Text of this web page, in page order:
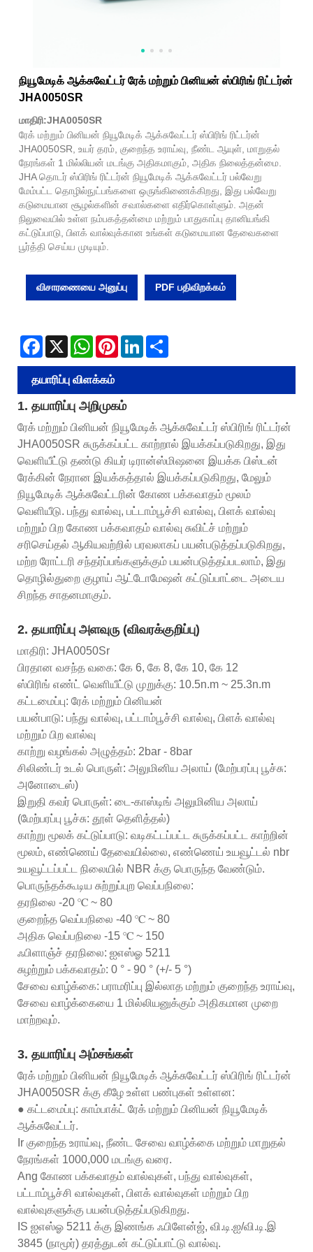
நியூமேடிக் ஆக்சுவேட்டர் ரேக் மற்றும் பினியன் ஸ்பிரிங் ரிட்டர்ன்
JHA0050SR
மாதிரி:JHA0050SR
ரேக் மற்றும் பினியன் நியூமேடிக் ஆக்சுவேட்டர் ஸ்பிரிங் ரிட்டர்ன்
JHA0050SR, உயர் தரம், குறைந்த உராய்வு, நீண்ட ஆயுள், மாறுதல்
நேரங்கள் 1 மில்லியன் மடங்கு அதிகமாகும், அதிக நிலைத்தன்மை.
JHA தொடர் ஸ்பிரிங் ரிட்டர்ன் நியூமேடிக் ஆக்சுவேட்டர் பல்வேறு
மேம்பட்ட தொழில்நுட்பங்களை ஒருங்கிணைக்கிறது, இது பல்வேறு
கடுமையான சூழல்களின் சவால்களை எதிர்கொள்ளும். அதன்
நிலுவையில் உள்ள நம்பகத்தன்மை மற்றும் பாதுகாப்பு தானியங்கி
கட்டுப்பாடு, பிளக் வால்வுக்கான உங்கள் கடுமையான தேவைகளை
பூர்த்தி செய்ய முடியும்.
விசாரணையை அனுப்பு PDF பதிவிறக்கம்
Facebook
X WhatsAppPinterestLinkedIn
தயாரிப்பு விளக்கம்
1. தயாரிப்பு அறிமுகம்
ரேக் மற்றும் பினியன் நியூமேடிக் ஆக்சுவேட்டர் ஸ்பிரிங் ரிட்டர்ன்
JHA0050SR சுருக்கப்பட்ட காற்றால் இயக்கப்படுகிறது, இது
வெளியீட்டு தண்டு கியர் டிரான்ஸ்மிஷனை இயக்க பிஸ்டன்
ரேக்கின் நேரான இயக்கத்தால் இயக்கப்படுகிறது, மேலும்
நியூமேடிக் ஆக்சுவேட்டரின் கோண பக்கவாதம் மூலம்
வெளியீடு. பந்து வால்வு, பட்டாம்பூச்சி வால்வு, பிளக் வால்வு
மற்றும் பிற கோண பக்கவாதம் வால்வு சுவிட்ச் மற்றும்
சரிசெய்தல் ஆகியவற்றில் பரவலாகப் பயன்படுத்தப்படுகிறது,
மற்ற ரோட்டரி சந்தர்ப்பங்களுக்கும் பயன்படுத்தப்படலாம், இது
தொழில்துறை குழாய் ஆட்டோமேஷன் கட்டுப்பாட்டை அடைய
சிறந்த சாதனமாகும்.
2. தயாரிப்பு அளவுரு (விவரக்குறிப்பு)
மாதிரி: JHA0050Sr
பிரதான வசந்த வகை: கே 6, கே 8, கே 10, கே 12
ஸ்பிரிங் எண்ட் வெளியீட்டு முறுக்கு: 10.5n.m ~ 25.3n.m
கட்டமைப்பு: ரேக் மற்றும் பினியன்
பயன்பாடு: பந்து வால்வு, பட்டாம்பூச்சி வால்வு, பிளக் வால்வு
மற்றும் பிற வால்வு
காற்று வழங்கல் அழுத்தம்: 2bar - 8bar
சிலிண்டர் உடல் பொருள்: அலுமினிய அலாய் (மேற்பரப்பு பூச்சு:
அனோடைஸ்)
இறுதி கவர் பொருள்: டை-காஸ்டிங் அலுமினிய அலாய்
(மேற்பரப்பு பூச்சு: தூள் தெளித்தல்)
காற்று மூலக் கட்டுப்பாடு: வடிகட்டப்பட்ட சுருக்கப்பட்ட காற்றின்
மூலம், எண்ணெய் தேவையில்லை, எண்ணெய் உயவூட்டல் nbr
உயவூட்டப்பட்ட நிலையில் NBR க்கு பொருந்த வேண்டும்.
பொருந்தக்கூடிய சுற்றுப்புற வெப்பநிலை:
தரநிலை -20 ℃ ~ 80
குறைந்த வெப்பநிலை -40 ℃ ~ 80
அதிக வெப்பநிலை -15 ℃ ~ 150
ஃபிளாஞ்ச் தரநிலை: ஐஎஸ்ஓ 5211
சுழற்றும் பக்கவாதம்: 0 ° - 90 ° (+/- 5 °)
சேவை வாழ்க்கை: பராமரிப்பு இல்லாத மற்றும் குறைந்த உராய்வு,
சேவை வாழ்க்கையை 1 மில்லியனுக்கும் அதிகமான முறை
மாற்றவும்.
3. தயாரிப்பு அம்சங்கள்
ரேக் மற்றும் பினியன் நியூமேடிக் ஆக்சுவேட்டர் ஸ்பிரிங் ரிட்டர்ன்
JHA0050SR க்கு கீழே உள்ள பண்புகள் உள்ளன:
● கட்டமைப்பு: காம்பாக்ட் ரேக் மற்றும் பினியன் நியூமேடிக்
ஆக்சுவேட்டர்.
Ir குறைந்த உராய்வு, நீண்ட சேவை வாழ்க்கை மற்றும் மாறுதல்
நேரங்கள் 1000,000 மடங்கு வரை.
Ang கோண பக்கவாதம் வால்வுகள், பந்து வால்வுகள்,
பட்டாம்பூச்சி வால்வுகள், பிளக் வால்வுகள் மற்றும் பிற
வால்வுகளுக்கு பயன்படுத்தப்படுகிறது.
IS ஐஎஸ்ஓ 5211 க்கு இணங்க ஃபிளேன்ஜ், வி.டி.ஐ/வி.டி.இ
3845 (நாமூர்) தரத்துடன் கட்டுப்பாட்டு வால்வு.